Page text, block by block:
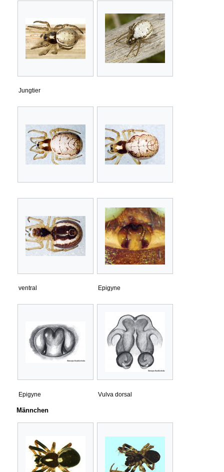
Jungtier
ventral Epigyne
Epigyne Vulva dorsal
Männchen